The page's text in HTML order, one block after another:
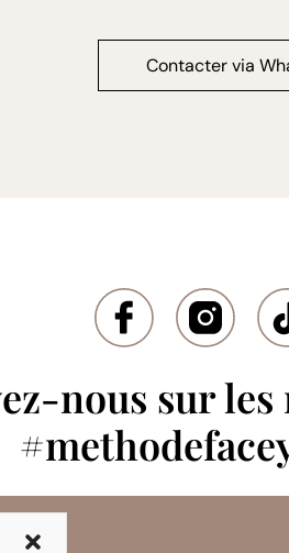
Contacter via
nous sur les